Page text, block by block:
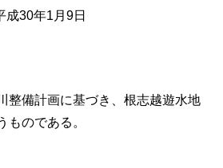
成30年1月9日
整備計画に基づき、根志越遊水地
ものである。